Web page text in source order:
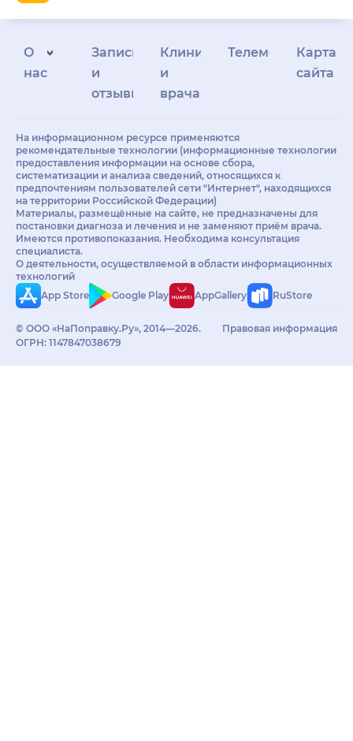
О
нас
Запись
и
отзывы
Клиникам
и
врачам
Телемедицина
Карта
сайта
На информационном ресурсе применяются
рекомендательные технологии (информационные технологии
предоставления информации на основе сбора,
систематизации и анализа сведений, относящихся к
предпочтениям пользователей сети "Интернет", находящихся
на территории Российской Федерации)
Материалы, размещённые на сайте, не предназначены для
постановки диагноза и лечения и не заменяют приём врача.
Имеются противопоказания. Необходима консультация
специалиста.
О деятельности, осуществляемой в области информационных
технологий
App Store
Google Play AppGallery RuStore
© ООО «НаПоправку.Ру», 2014—2026.
ОГРН: 1147847038679
Правовая информация